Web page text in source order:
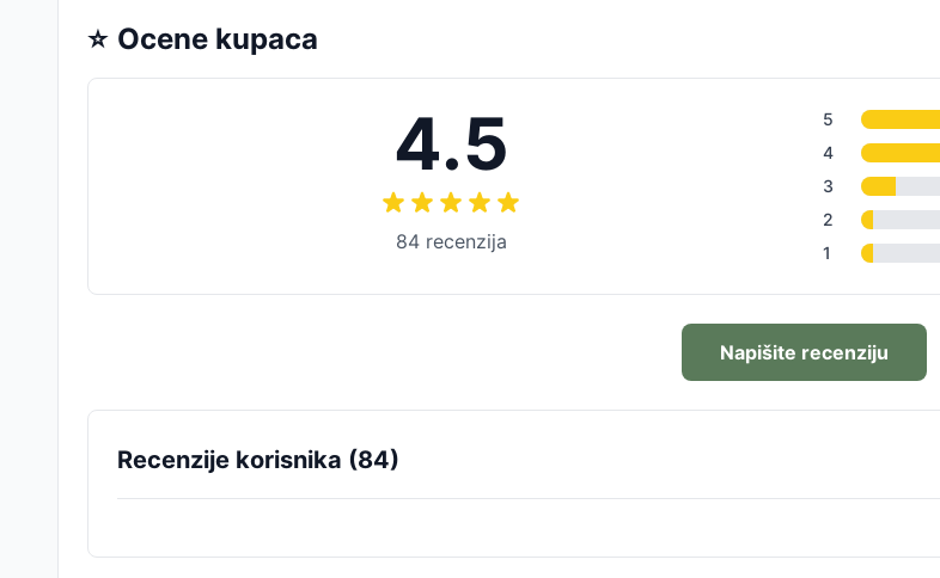
⭐ Ocene kupaca
4.5
84 recenzija
5
4
3
2
1
Napišite recenziju
Recenzije korisnika (84)